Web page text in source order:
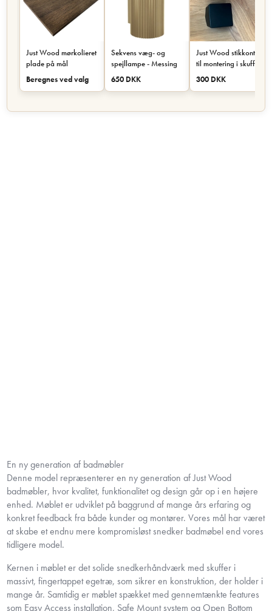
Just Wood mørkolieret
plade på mål
Beregnes ved valg
Sekvens væg- og
spejllampe - Messing
650 DKK
Just Wood stikkontakt
til montering i skuffe
eller skab - Sort
300 DKK
En ny generation af badmøbler
Denne model repræsenterer en ny generation af Just Wood
badmøbler, hvor kvalitet, funktionalitet og design går op i en højere
enhed. Møblet er udviklet på baggrund af mange års erfaring og
konkret feedback fra både kunder og montører. Vores mål har været
at skabe et endnu mere kompromisløst snedker badmøbel end vores
tidligere model.
Kernen i møblet er det solide snedkerhåndværk med skuffer i
massivt, fingertappet egetræ, som sikrer en konstruktion, der holder i
mange år. Samtidig er møblet spækket med gennemtænkte features
som Easy Access installation, Safe Mount system og Open Bottom